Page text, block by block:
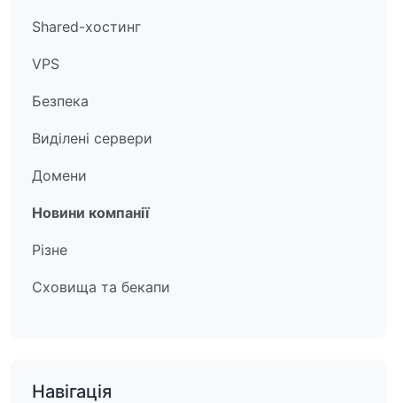
Shared-хостинг
VPS
Безпека
Виділені сервери
Домени
Новини компанії
Різне
Сховища та бекапи
Навігація